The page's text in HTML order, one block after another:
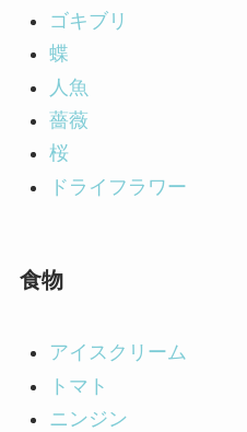
ゴキブリ
蝶
人魚
薔薇
桜
ドライフラワー
食物
アイスクリーム
トマト
ニンジン